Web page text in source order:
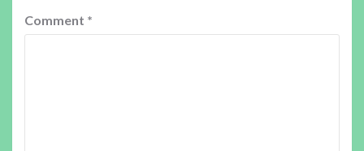
Comment *